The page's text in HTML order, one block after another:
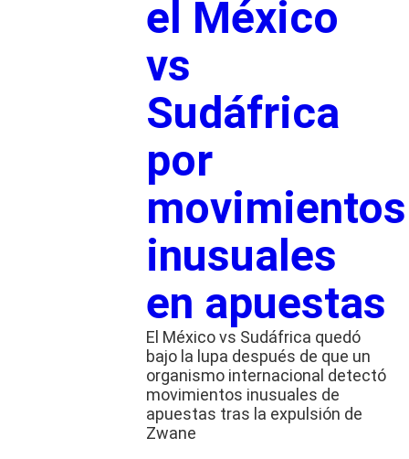
el México
vs
Sudáfrica
por
movimientos
inusuales
en apuestas
El México vs Sudáfrica quedó
bajo la lupa después de que un
organismo internacional detectó
movimientos inusuales de
apuestas tras la expulsión de
Zwane